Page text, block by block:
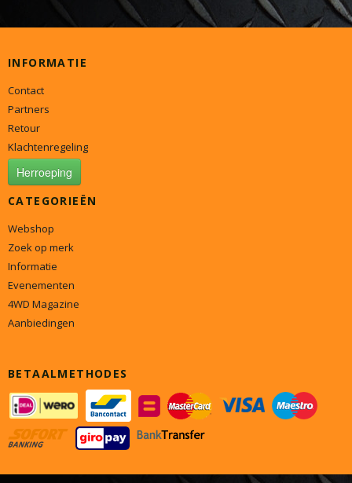
INFORMATIE
Contact
Partners
Retour
Klachtenregeling
Herroeping
CATEGORIEËN
Webshop
Zoek op merk
Informatie
Evenementen
4WD Magazine
Aanbiedingen
BETAALMETHODES